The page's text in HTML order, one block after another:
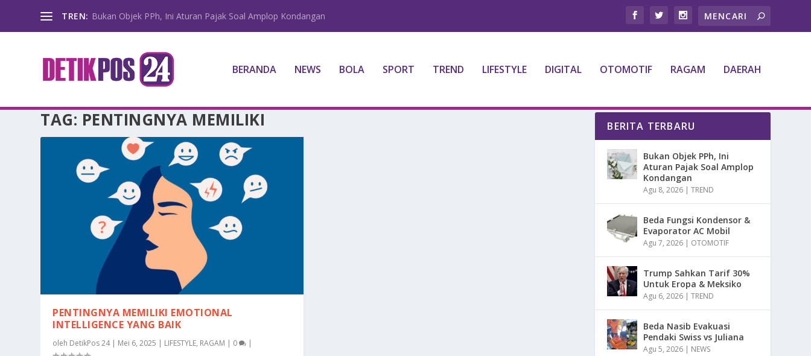
TREN: Bukan Objek PPh, Ini Aturan Pajak Soal Amplop Kondangan
BERANDA NEWS BOLA SPORT TREND LIFESTYLE DIGITAL OTOMOTIF RAGAM DAERAH
TAG: PENTINGNYA MEMILIKI
PENTINGNYA MEMILIKI EMOTIONAL
INTELLIGENCE YANG BAIK
oleh DetikPos 24| Mei 6, 2025 | LIFESTYLE, RAGAM | 0 |
BERITA TERBARU
Bukan Objek PPh, Ini
Aturan Pajak Soal Amplop
Kondangan
Agu 8, 2026 |TREND
Beda Fungsi Kondensor &
Evaporator AC Mobil
Agu 7, 2026 | OTOMOTIF
Trump Sahkan Tarif 30%
Untuk Eropa & Meksiko
Agu 6, 2026 |TREND
Beda Nasib Evakuasi
Pendaki Swiss vs Juliana
Agu 5, 2026 | NEWS